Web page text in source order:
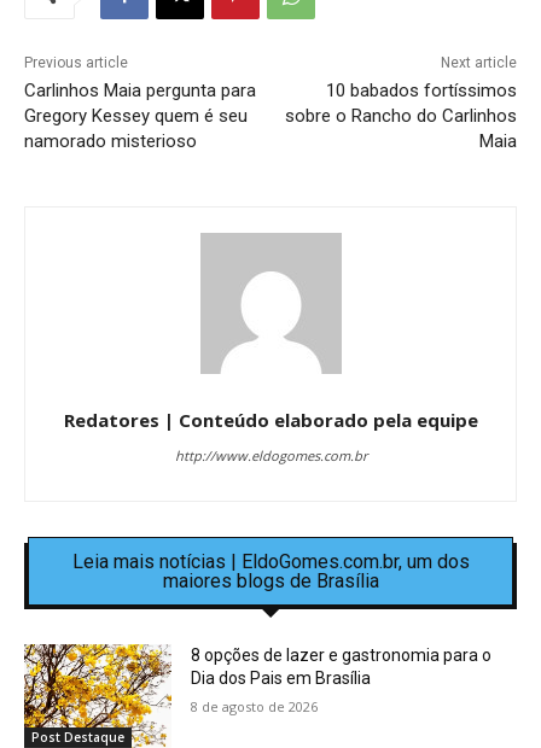
Previous article
Carlinhos Maia pergunta para
Gregory Kessey quem é seu
namorado misterioso
Next article
10 babados fortíssimos
sobre o Rancho do Carlinhos
Maia
Redatores | Conteúdo elaborado pela equipe
http://www.eldogomes.com.br
Leia mais notícias | EldoGomes.com.br, um dos
maiores blogs de Brasília
Post Destaque
8 opções de lazer e gastronomia para o
Dia dos Pais em Brasília
8 de agosto de 2026